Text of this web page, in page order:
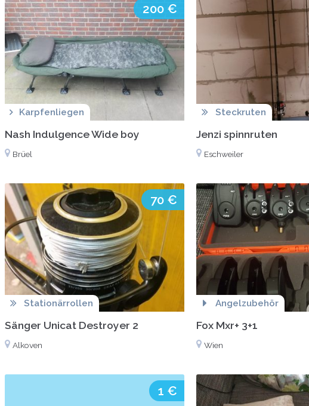
200 €
Karpfenliegen
Nash Indulgence Wide boy
Brüel
Steckruten
Jenzi spinnruten
Eschweiler
70 €
Stationärrollen
Sänger Unicat Destroyer 2
Alkoven
Angelzubehör
Fox Mxr+ 3+1
Wien
1 €